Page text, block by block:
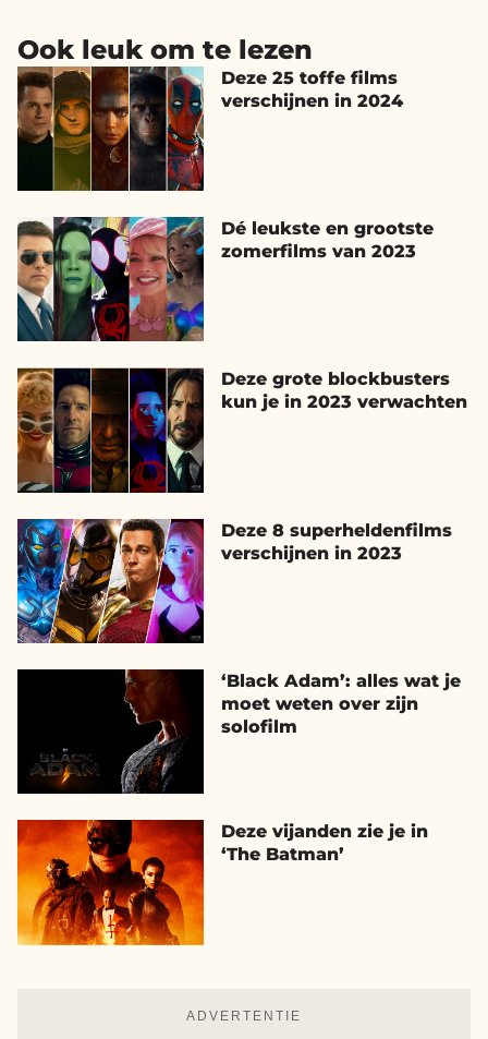
Ook leuk om te lezen
Deze 25 toffe films
verschijnen in 2024
Dé leukste en grootste
zomerfilms van 2023
Deze grote blockbusters
kun je in 2023 verwachten
Deze 8 superheldenfilms
verschijnen in 2023
‘Black Adam’: alles wat je
moet weten over zijn
solofilm
Deze vijanden zie je in
‘The Batman’
ADVERTENTIE